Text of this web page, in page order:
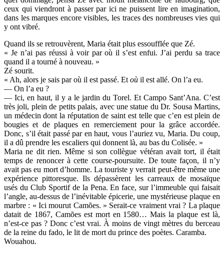
ceux qui viendront à passer par ici ne puissent lire en imagination,
dans les marques encore visibles, les traces des nombreuses vies qui
y ont vibré.
Quand ils se retrouvèrent, Maria était plus essoufflée que Zé.
« Je n’ai pas réussi à voir par où il s’est enfui. J’ai perdu sa trace
quand il a tourné à nouveau. »
Zé sourit.
« Ah, alors je sais par où il est passé. Et où il est allé. On l’a eu.
— On l’a eu ?
— Ici, en haut, il y a le jardin du Torel. Et Campo Sant’Ana. C’est
très joli, plein de petits palais, avec une statue du Dr. Sousa Martins,
un médecin dont la réputation de saint est telle que c’en est plein de
bougies et de plaques en remerciement pour la grâce accordée.
Donc, s’il était passé par en haut, vous l’auriez vu, Maria. Du coup,
il a dû prendre les escaliers qui donnent là, au bas du Colisée. »
Maria ne dit rien. Même si son collègue vétéran avait tort, il était
temps de renoncer à cette course-poursuite. De toute façon, il n’y
avait pas eu mort d’homme. La touriste y verrait peut-être même une
expérience pittoresque. Ils dépassèrent les carreaux de mosaïque
usés du Club Sportif de la Pena. En face, sur l’immeuble qui faisait
l’angle, au-dessus de l’inévitable épicerie, une mystérieuse plaque en
marbre : « Ici mourut Camões. » Serait-ce vraiment vrai ? La plaque
datait de 1867, Camões est mort en 1580… Mais la plaque est là,
n’est-ce pas ? Donc c’est vrai. À moins de vingt mètres du berceau
de la reine du fado, le lit de mort du prince des poètes. Caramba.
Wouahou.